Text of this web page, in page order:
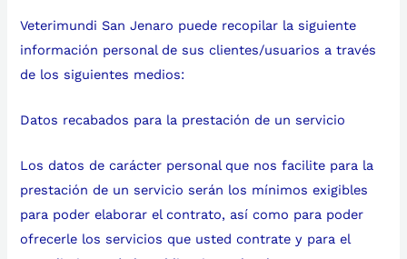
Veterimundi San Jenaro puede recopilar la siguiente
información personal de sus clientes/usuarios a través
de los siguientes medios:
Datos recabados para la prestación de un servicio
Los datos de carácter personal que nos facilite para la
prestación de un servicio serán los mínimos exigibles
para poder elaborar el contrato, así como para poder
ofrecerle los servicios que usted contrate y para el